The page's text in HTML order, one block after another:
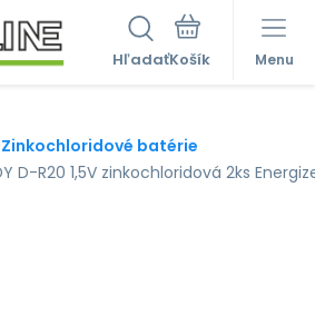
Hľadať Menu
Zinkochloridové batérie
D-R20 1,5V zinkochloridová 2ks